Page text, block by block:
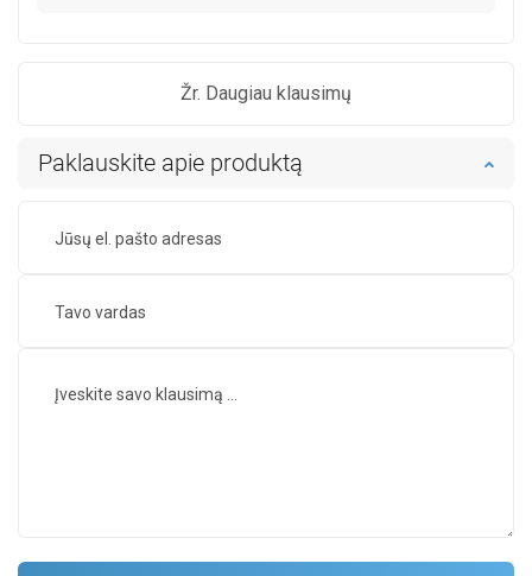
Žr. Daugiau klausimų
Paklauskite apie produktą